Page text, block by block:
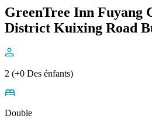
GreenTree Inn Fuyang
District Kuixing Road
2 (+0 Des énfants)
Double